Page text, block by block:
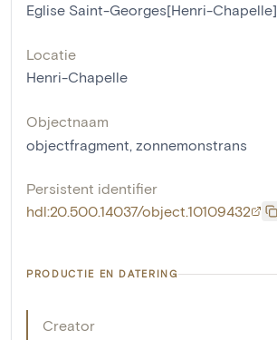
Eglise Saint-Georges[Henri-Chapelle]
Locatie
Henri-Chapelle
Objectnaam
objectfragment, zonnemonstrans
Persistent identifier
hdl:20.500.14037/object.10109432
PRODUCTIE EN DATERING
Creator